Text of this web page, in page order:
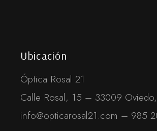
Ubicación
Óptica Rosal 21
Calle Rosal, 15 – 33009
info@opticarosal21.com – 985